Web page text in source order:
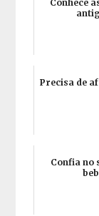
Conhece
Precisa de
Confia no